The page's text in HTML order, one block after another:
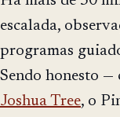
escalada,
programas
Sendo honesto —
Joshua Tree, o